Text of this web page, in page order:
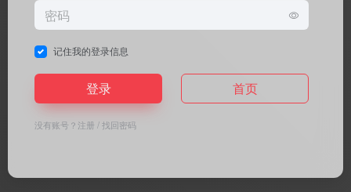
记住我的登录信息
登录 首页
没有账号？ 注册 /找回密码